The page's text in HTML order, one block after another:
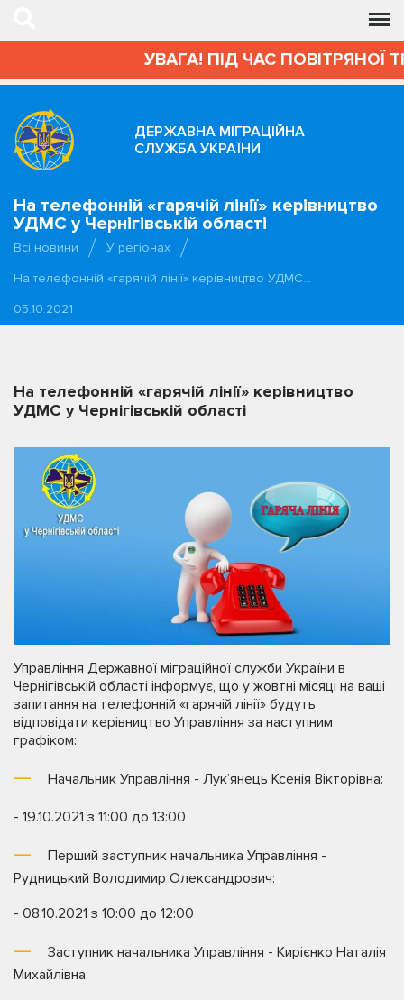
УВАГА! ПІД ЧАС ПОВІТРЯНОЇ
ДЕРЖАВНА МІГРАЦІЙНА
СЛУЖБА УКРАЇНИ
На телефонній «гарячій лінії» керівництво
УДМС у Чернігівській області
Всі новини
У регіонах
На телефонній «гарячій лінії» керівництво УДМС…
05.10.2021
На телефонній «гарячій лінії» керівництво
УДМС у Чернігівській області
Управління Державної міграційної служби України в
Чернігівській області інформує, що у жовтні місяці на ваші
запитання на телефонній «гарячій лінії» будуть
відповідати керівництво Управління за наступним
графіком:
Начальник Управління - Лук’янець Ксенія Вікторівна:
- 19.10.2021 з 11:00 до 13:00
Перший заступник начальника Управління -
Рудницький Володимир Олександрович:
- 08.10.2021 з 10:00 до 12:00
Заступник начальника Управління - Кирієнко Наталія
Михайлівна: